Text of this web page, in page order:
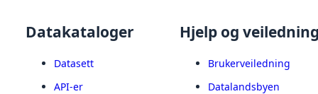
Datakataloger
Datasett
API-er
Hjelp og
Brukerveiledning
Datalandsbyen